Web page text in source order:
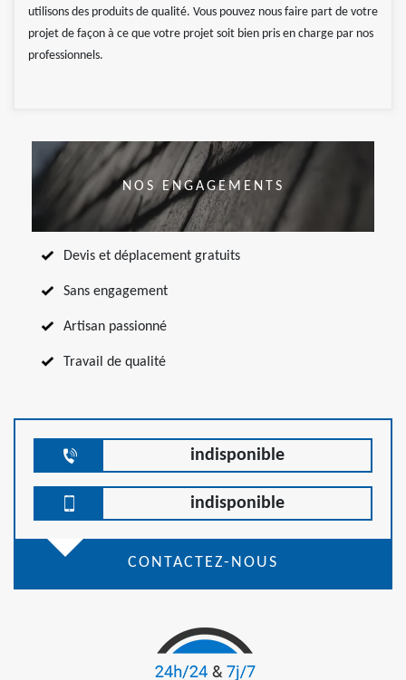
utilisons des produits de qualité. Vous pouvez nous faire part de votre
projet de façon à ce que votre projet soit bien pris en charge par nos
professionnels.
NOS ENGAGEMENTS
Devis et déplacement gratuits
Sans engagement
Artisan passionné
Travail de qualité
indisponible
indisponible
CONTACTEZ-NOUS